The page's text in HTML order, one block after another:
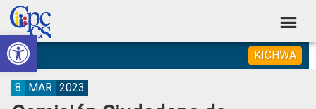
Abrir barra de herramientas
Skip
to
primary
navigation
Skip
to
main
content
Skip
to
primary
sidebar
Skip
to
footer
Consejo
de
Participación
Construyendo
Poder
Ciudadano
KICHWA
8 MAR 2023